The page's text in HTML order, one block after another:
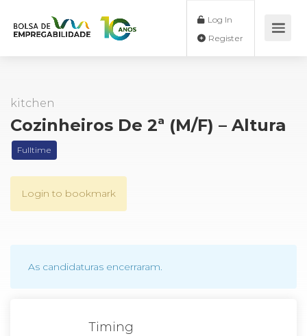
Log In
kitchen
Cozinheiros De 2ª (M/F) – Altura
Fulltime
Login to bookmark
As candidaturas encerraram.
Timing